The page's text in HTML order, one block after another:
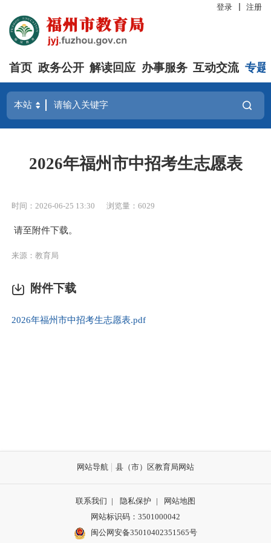
登录 注册
首页 政务公开 解读回应 办事服务 互动交流 专题
2026年福州市中招考生志愿表
时间：2026-06-25 13:30 浏览量：6029
请至附件下载。
来源：教育局
附件下载
2026年福州市中招考生志愿表.pdf
网站导航 县（市）区教育局网站
联系我们 | 隐私保护 |
网站地图
网站标识码：3501000042
闽公网安备35010402351565号